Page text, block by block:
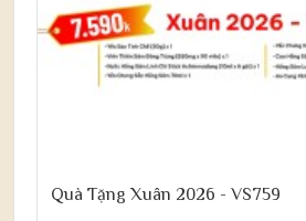
Quà Tặng Xuân 2026 - VS759